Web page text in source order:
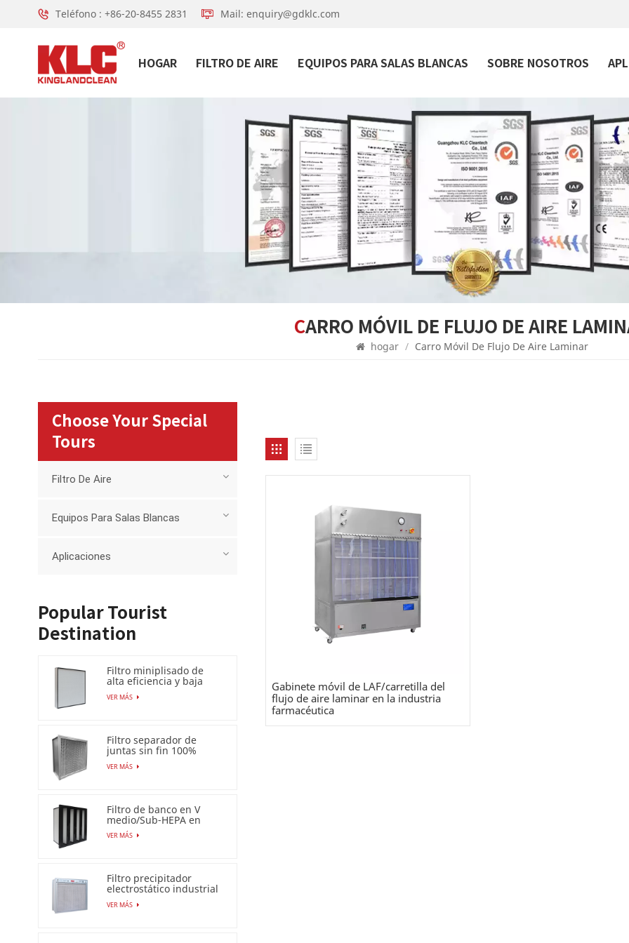
Teléfono : +86-20-8455 2831 Mail: enquiry@gdklc.com
HOGAR FILTRO DE AIRE EQUIPOS PARA SALAS BLANCAS SOBRE NOSOTROS
CARRO MÓVIL DE FLUJO DE AIRE
hogar / Carro Móvil De Flujo De Aire Laminar
Gabinete móvil de LAF/carretilla del
flujo de aire laminar en la industria
farmacéutica
Choose Your Special
Tours
Filtro De Aire
Equipos Para Salas Blancas
Aplicaciones
Popular Tourist
Destination
Filtro miniplisado de
alta eficiencia y baja
caída de presión (HEPA
/ULPA)
VER MÁS
Filtro separador de
juntas sin fin 100%
resistente a la humedad
VER MÁS
Filtro de banco en V
medio/Sub-HEPA en
marco de plástico
VER MÁS
Filtro precipitador
electrostático industrial
para filtro de aire Esp
VER MÁS